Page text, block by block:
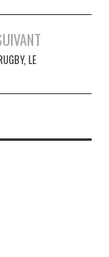
LE